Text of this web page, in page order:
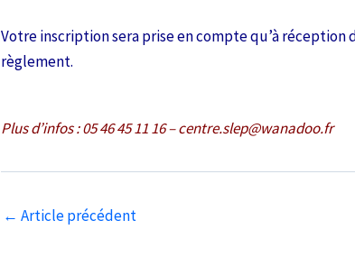
Votre inscription sera prise en compte qu’à réception
règlement.
Plus d’infos : 05 46 45 11 16 – centre.slep@wanadoo.fr
Navigation
← Article précédent